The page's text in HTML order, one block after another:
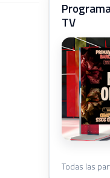
TV
Todas las